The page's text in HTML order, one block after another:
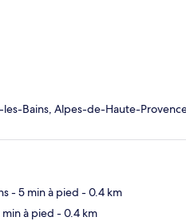
les-Bains, Alpes-de-Haute-
- 5 min à pied - 0.4 km
à pied - 0.4 km